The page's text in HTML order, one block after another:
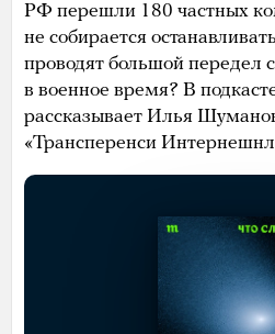
РФ перешли 180 частных
не собирается
проводят большой передел
в военное время? В
рассказывает Илья
«Трансперенси